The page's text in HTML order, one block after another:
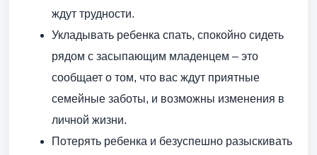
ждут трудности.
Укладывать ребенка спать, спокойно сидеть
рядом с засыпающим младенцем – это
сообщает о том, что вас ждут приятные
семейные заботы, и возможны изменения в
личной жизни.
Потерять ребенка и безуспешно разыскивать